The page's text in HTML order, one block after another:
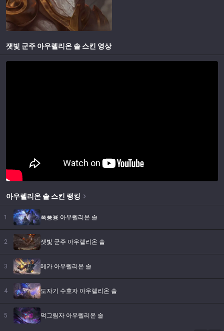
잿빛 군주 아우렐리온 솔 스킨 영상
아우렐리온 솔 스킨 랭킹
1 폭풍용 아우렐리온 솔
2 잿빛 군주 아우렐리온 솔
3 메카 아우렐리온 솔
4 도자기 수호자 아우렐리온 솔
5 먹그림자 아우렐리온 솔